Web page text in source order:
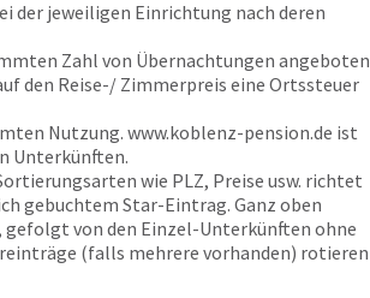
der jeweiligen Einrichtung nach deren
Zahl von Übernachtungen angeboten
den Reise-/ Zimmerpreis eine Ortssteuer
Nutzung. www.koblenz-pension.de ist
Unterkünften.
wie PLZ, Preise usw. richtet
gebuchtem Star-Eintrag. Ganz oben
von den Einzel-Unterkünften ohne
(falls mehrere vorhanden) rotieren